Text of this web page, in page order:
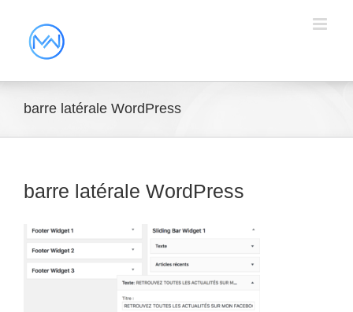
barre latérale WordPress
barre latérale WordPress